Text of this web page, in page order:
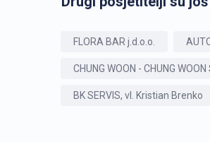
FLORA BAR j.d.o.o.
CHUNG WOON - CHUNG
BK SERVIS, vl. Kristian Brenko